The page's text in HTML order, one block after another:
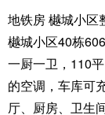
地铁房 樾城小区
樾城小区40栋
一厨一卫，110
的空调，车库可
厅、厨房、卫生